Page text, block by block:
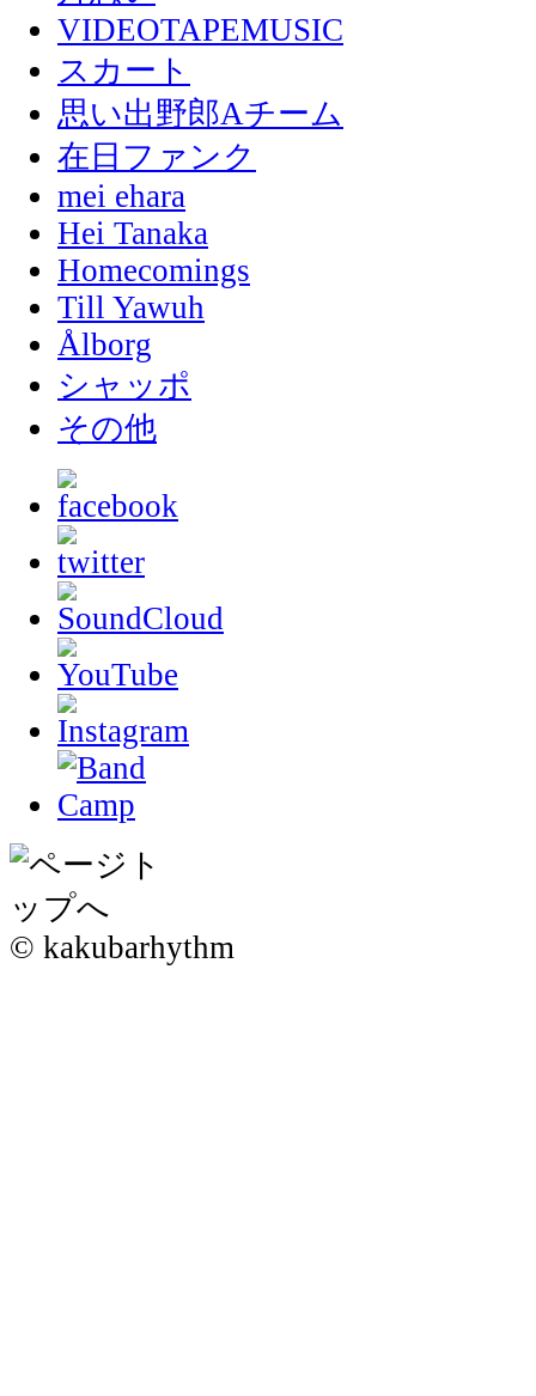
VIDEOTAPEMUSIC
スカート
思い出野郎Aチーム
在日ファンク
mei ehara
Hei Tanaka
Homecomings
Till Yawuh
Ålborg
シャッポ
その他
© kakubarhythm